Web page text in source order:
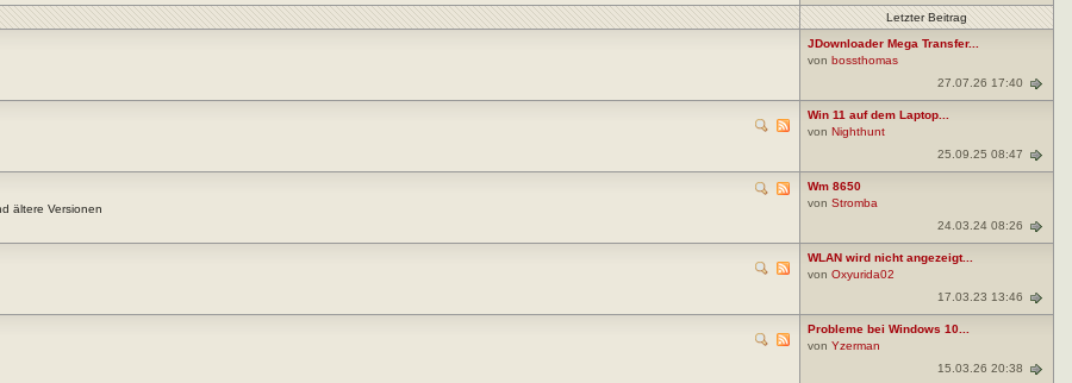
Letzter Beitrag
JDownloader Mega Transfer...
von bossthomas
27.07.26 17:40
Win 11 auf dem Laptop...
von Nighthunt
25.09.25 08:47
ältere Versionen
Wm 8650
von Stromba
24.03.24 08:26
WLAN wird nicht angezeigt...
von Oxyurida02
17.03.23 13:46
Probleme bei Windows 10...
von Yzerman
15.03.26 20:38